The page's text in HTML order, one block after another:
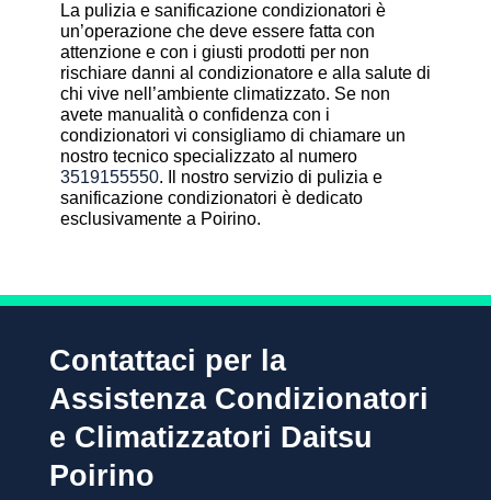
La pulizia e sanificazione condizionatori è
un’operazione che deve essere fatta con
attenzione e con i giusti prodotti per non
rischiare danni al condizionatore e alla salute di
chi vive nell’ambiente climatizzato. Se non
avete manualità o confidenza con i
condizionatori vi consigliamo di chiamare un
nostro tecnico specializzato al numero
3519155550. Il nostro servizio di pulizia e
sanificazione condizionatori è dedicato
esclusivamente a Poirino.
Contattaci per la
Assistenza Condizionatori
e Climatizzatori Daitsu
Poirino